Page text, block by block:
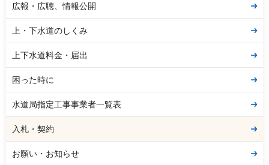
広報・広聴、情報公開
上・下水道のしくみ
上下水道料金・届出
困った時に
水道局指定工事事業者一覧表
入札・契約
お願い・お知らせ